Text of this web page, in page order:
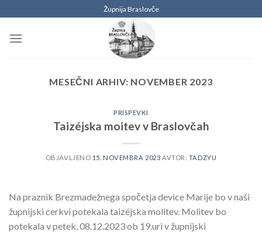
na
vsebino
Župnija Braslovče
MESEČNI ARHIV: NOVEMBER 2023
PRISPEVKI
Taizéjska moitev v Braslovčah
OBJAVLJENO 15. NOVEMBRA 2023 AVTOR: TADZYU
Na praznik Brezmadežnega spočetja device Marije bo v naši
župnijski cerkvi potekala taizéjska molitev. Molitev bo
potekala v petek, 08.12.2023 ob 19.uri v župnijski